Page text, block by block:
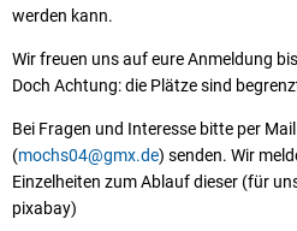
werden kann.
Wir freuen uns auf eure Anmeldung
Doch Achtung: die Plätze sind
Bei Fragen und Interesse bitte per
(mochs04@gmx.de) senden. Wir
Einzelheiten zum Ablauf dieser (für
pixabay)